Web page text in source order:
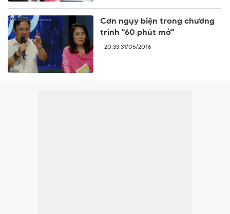
Cơn ngụy biện trong chương
trình "60 phút mở"
20:33 31/05/2016